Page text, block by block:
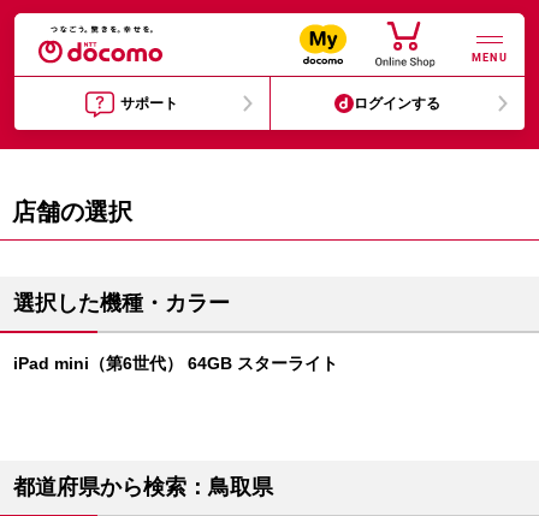
MENU
サポート ログインする
店舗の選択
選択した機種・カラー
iPad mini（第6世代） 64GB スターライト
都道府県から検索：鳥取県